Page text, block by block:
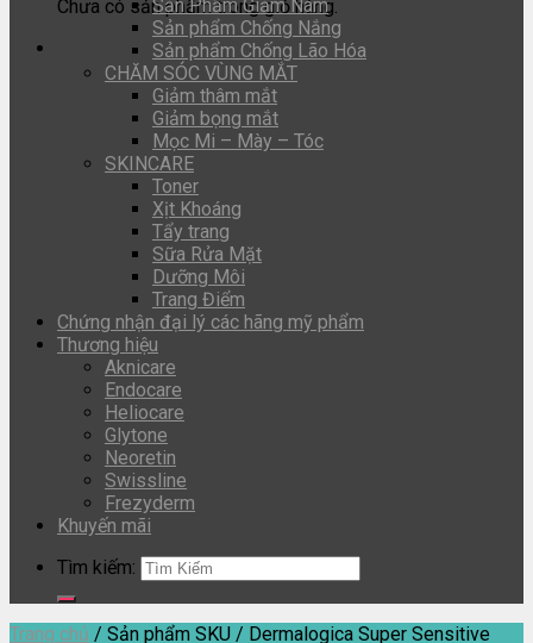
Chưa có sản phẩm trong giỏ hàng.
Sản Phẩm Giảm Nám
Sản phẩm Chống Nắng
Sản phẩm Chống Lão Hóa
CHĂM SÓC VÙNG MẮT
Giảm thâm mắt
Giảm bọng mắt
Mọc Mi – Mày – Tóc
SKINCARE
Toner
Xịt Khoáng
Tẩy trang
Sữa Rửa Mặt
Dưỡng Môi
Trang Điểm
Chứng nhận đại lý các hãng mỹ phẩm
Thương hiệu
Aknicare
Endocare
Heliocare
Glytone
Neoretin
Swissline
Frezyderm
Khuyến mãi
Tìm kiếm:
Trang chủ / Sản phẩm SKU / Dermalogica Super Sensitive